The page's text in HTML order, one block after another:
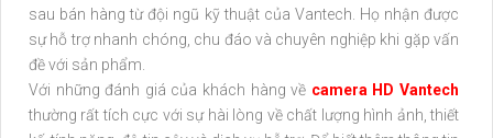
sau bán hàng từ đội ngũ kỹ thuật của Vantech. Họ nhận được
sự hỗ trợ nhanh chóng, chu đáo và chuyên nghiệp khi gặp vấn
đề với sản phẩm.
Với những đánh giá của khách hàng về camera HD Vantech
thường rất tích cực với sự hài lòng về chất lượng hình ảnh, thiết